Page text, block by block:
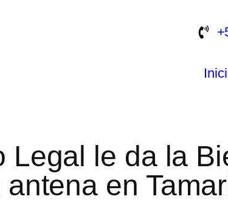
Legal le da la
en